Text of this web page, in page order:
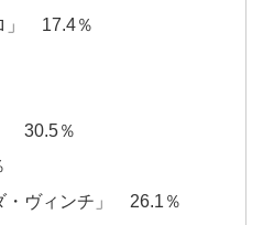
」 17.4％
30.5％
ヴィンチ」 26.1％